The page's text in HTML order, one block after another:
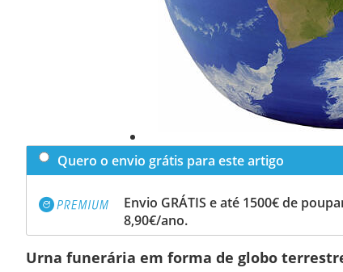
Quero o envio grátis para este artigo
Envio GRÁTIS e até 1500€ de
8,90€/ano.
Urna funerária em forma de globo